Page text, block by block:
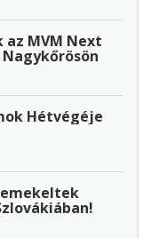
MVM Next
Hétvégéje